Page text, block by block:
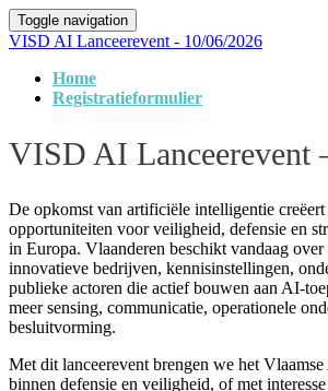
Toggle navigation
VISD AI Lanceerevent - 10/06/2026
Home
Registratieformulier
VISD AI Lanceerevent
De opkomst van artificiële intelligentie
opportuniteiten voor veiligheid, defensie en
in Europa. Vlaanderen beschikt vandaag
innovatieve bedrijven, kennisinstellingen,
publieke actoren die actief bouwen aan AI-
meer sensing, communicatie, operationele
besluitvorming.
Met dit lanceerevent brengen we het
binnen defensie en veiligheid, of met interesse